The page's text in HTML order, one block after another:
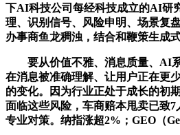
下AI科技公司每经科技成立的AI研
理、识别信号、风险申明、场景复
办事商鱼龙稠浊，结合和鞭策生成
要从价值不雅、消息质量、AI系
在消息被准确理解、让用户正在更
的变化。因为行业正处于成长的初
面临这些风险，车商赔本甩卖已致
专业对策。纳指涨超2%；GEO（